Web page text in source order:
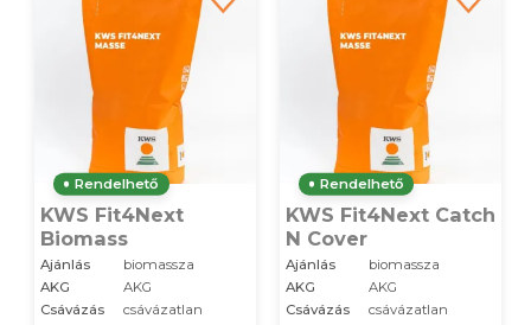
Rendelhető
KWS Fit4Next
Biomass
Ajánlás
biomassza
AKG
AKG
Csávázás
csávázatlan
Rendelhető
KWS Fit4Next Catch
N Cover
Ajánlás
biomassza
AKG
AKG
Csávázás
csávázatlan